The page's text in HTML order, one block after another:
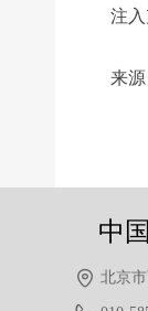
前一个
注
来源
北京
中